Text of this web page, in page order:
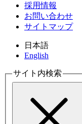
採用情報
お問い合わせ
サイトマップ
日本語
English
サイト内検索